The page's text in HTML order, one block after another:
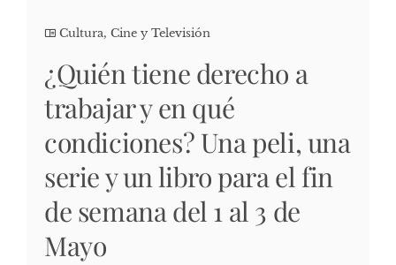
Cultura, Cine y Televisión
¿Quién tiene derecho a
trabajar y en qué
condiciones? Una peli, una
serie y un libro para el fin
de semana del 1 al 3 de
Mayo